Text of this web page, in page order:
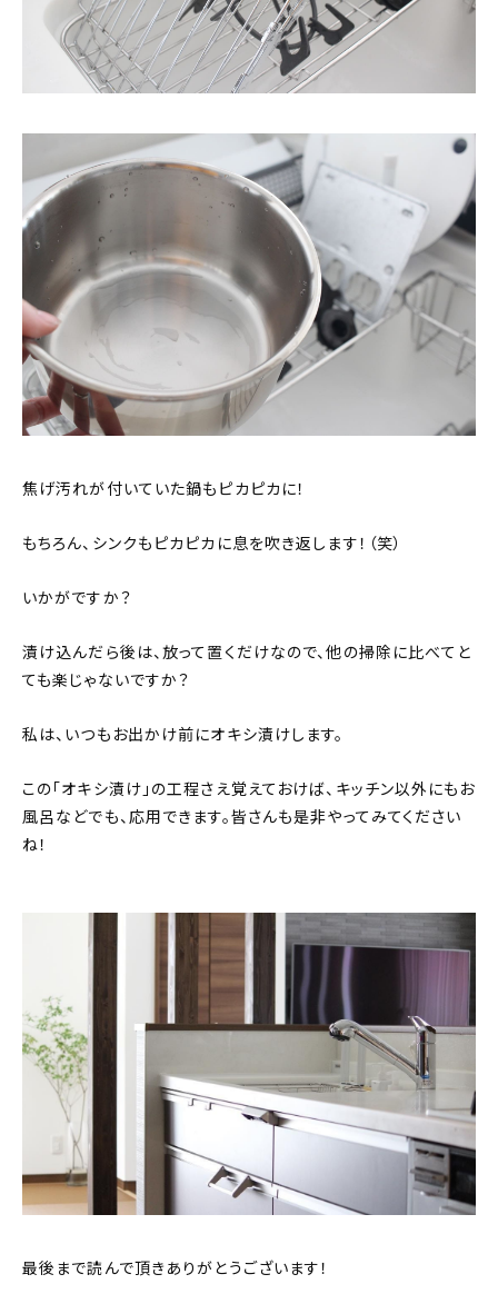
焦げ汚れが付いていた鍋もピカピカに！
もちろん、シンクもピカピカに息を吹き返します！（笑）
いかがですか？
漬け込んだら後は、放って置くだけなので、他の掃除に比べてと
ても楽じゃないですか？
私は、いつもお出かけ前にオキシ漬けします。
この「オキシ漬け」の工程さえ覚えておけば、キッチン以外にもお
風呂などでも、応用できます。皆さんも是非やってみてください
ね！
最後まで読んで頂きありがとうございます！